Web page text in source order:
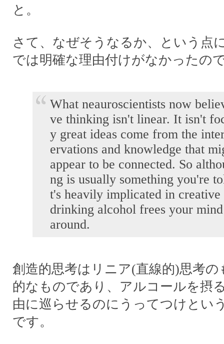
と。
さて、なぜそうなるか、という点
では明確な理由付けがなかったの
What neauroscientists now
ve thinking isn't linear. It isn't
y great ideas come from the
ervations and knowledge that
appear to be connected. So
ng is usually something you're
t's heavily implicated in
drinking alcohol frees your
around.
創造的思考はリニア(直線的)思考
的なものであり、アルコールを摂
由に巡らせるのにうってつけとい
です。